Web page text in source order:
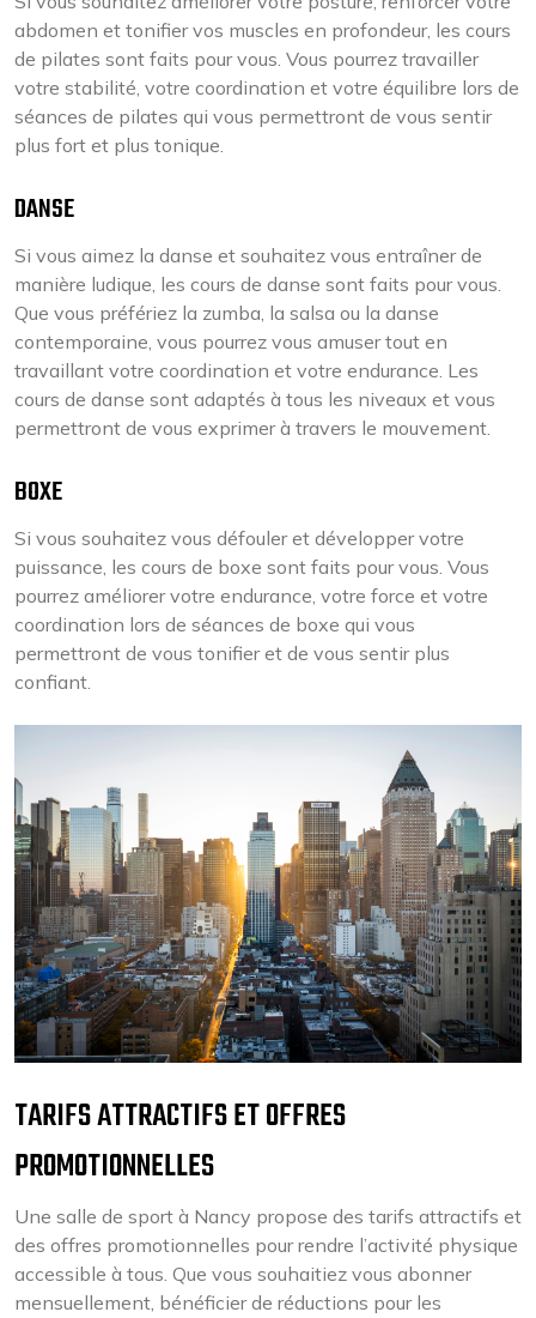
abdomen et tonifier vos muscles en profondeur, les cours
de pilates sont faits pour vous. Vous pourrez travailler
votre stabilité, votre coordination et votre équilibre lors de
séances de pilates qui vous permettront de vous sentir
plus fort et plus tonique.
DANSE
Si vous aimez la danse et souhaitez vous entraîner de
manière ludique, les cours de danse sont faits pour vous.
Que vous préfériez la zumba, la salsa ou la danse
contemporaine, vous pourrez vous amuser tout en
travaillant votre coordination et votre endurance. Les
cours de danse sont adaptés à tous les niveaux et vous
permettront de vous exprimer à travers le mouvement.
BOXE
Si vous souhaitez vous défouler et développer votre
puissance, les cours de boxe sont faits pour vous. Vous
pourrez améliorer votre endurance, votre force et votre
coordination lors de séances de boxe qui vous
permettront de vous tonifier et de vous sentir plus
confiant.
TARIFS ATTRACTIFS ET OFFRES
PROMOTIONNELLES
Une salle de sport à Nancy propose des tarifs attractifs et
des offres promotionnelles pour rendre l’activité physique
accessible à tous. Que vous souhaitiez vous abonner
mensuellement, bénéficier de réductions pour les